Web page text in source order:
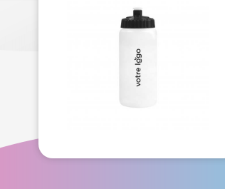
Bagageries & Sacs
Textiles & Accessoires
Vêtements de Travail
Parapluies & Parasols
Art de la Table